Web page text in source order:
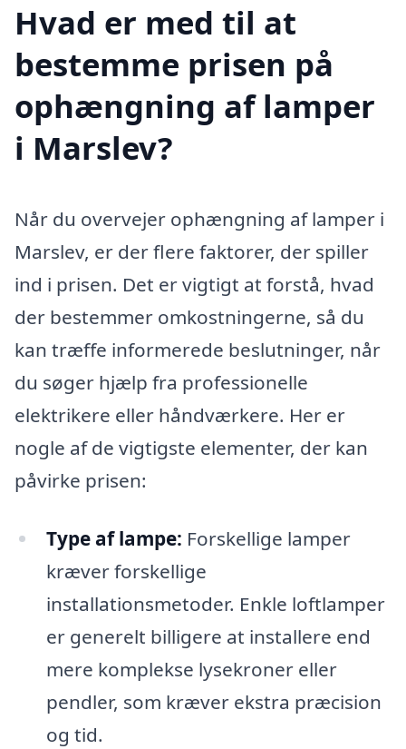
Hvad er med til at
bestemme prisen på
ophængning af lamper
i Marslev?
Når du overvejer ophængning af lamper i
Marslev, er der flere faktorer, der spiller
ind i prisen. Det er vigtigt at forstå, hvad
der bestemmer omkostningerne, så du
kan træffe informerede beslutninger, når
du søger hjælp fra professionelle
elektrikere eller håndværkere. Her er
nogle af de vigtigste elementer, der kan
påvirke prisen:
Type af lampe: Forskellige lamper
kræver forskellige
installationsmetoder. Enkle loftlamper
er generelt billigere at installere end
mere komplekse lysekroner eller
pendler, som kræver ekstra præcision
og tid.